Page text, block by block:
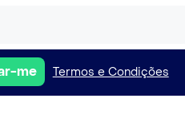
me Termos e Condições